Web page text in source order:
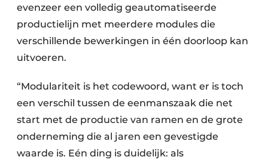
evenzeer een volledig geautomatiseerde
productielijn met meerdere modules die
verschillende bewerkingen in één doorloop kan
uitvoeren.
“Modulariteit is het codewoord, want er is toch
een verschil tussen de eenmanszaak die net
start met de productie van ramen en de grote
onderneming die al jaren een gevestigde
waarde is. Eén ding is duidelijk: als